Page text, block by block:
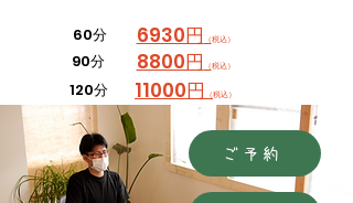
60分 6930円 （税込）
90分 8800円 （税込）
11000円 （税込）
120分
ご予約